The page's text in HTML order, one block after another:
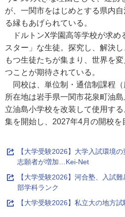
が、一関市をはじめとする県内
る縁もあげられている。
ドルトンX学園高等学校が求め
スター」な生徒。探究し、解決
もつ生徒たちが集まり、世界を
つことが期待されている。
同校は、単位制・通信制課程
所在地は岩手県一関市花泉町油
立油島小学校を改装して使用す
集を開始し、2027年4月の開校を
【大学受験2026】大学入試環境
志願者が増加…Kei-Net
【大学受験2026】河合塾、入試
部学科ランク
【大学受験2026】私立大の地方